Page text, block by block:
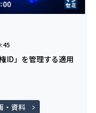
ID」を管理する適用
・資料